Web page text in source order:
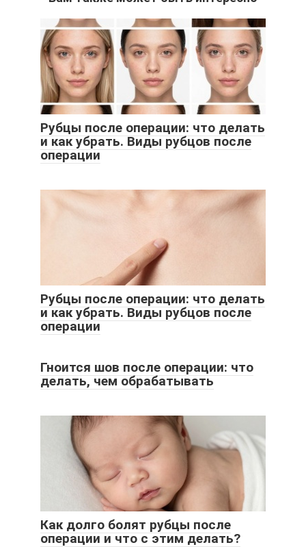
Рубцы после операции: что делать
и как убрать. Виды рубцов после
операции
Рубцы после операции: что делать
и как убрать. Виды рубцов после
операции
Гноится шов после операции: что
делать, чем обрабатывать
Как долго болят рубцы после
операции и что с этим делать?